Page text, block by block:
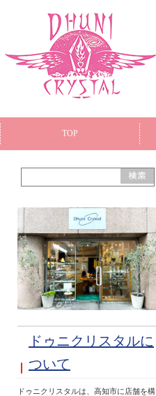
TOP
ドゥニクリスタルに
ついて
ドゥニクリスタルは、高知市に店舗を構